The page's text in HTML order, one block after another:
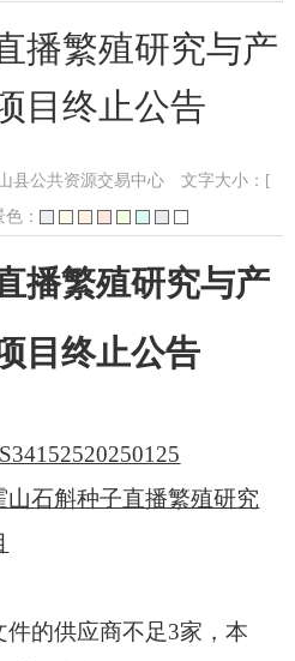
播繁殖研究与产
目终止公告
县公共资源交易中心
文字大小：[
：
播繁殖研究与产
目 终止公告
山石斛种子直播繁殖研究
的供应商不足3家，本